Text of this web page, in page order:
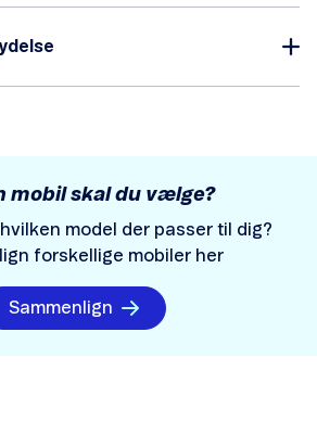
mobil skal du vælge?
model der passer til dig?
forskellige mobiler her
Sammenlign